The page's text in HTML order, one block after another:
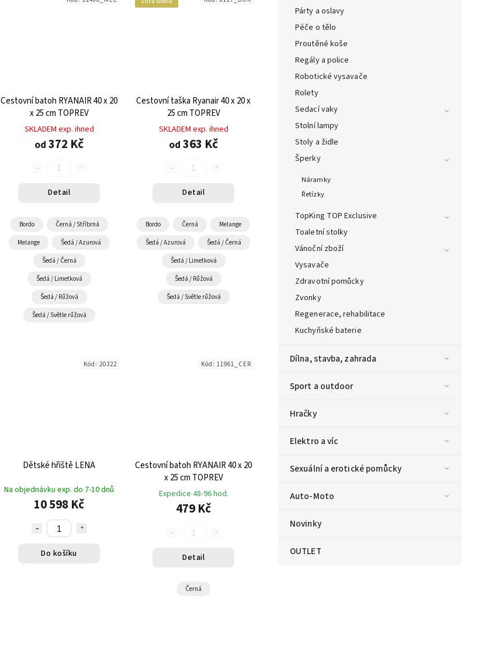
Párty a oslavy
Péče o tělo
Proutěné koše
Regály a police
Robotické vysavače
Rolety
Sedací vaky
Stolní lampy
Stoly a židle
Šperky
Náramky
Řetízky
TopKing TOP Exclusive
Toaletní stolky
Vánoční zboží
Vysavače
Zdravotní pomůcky
Zvonky
Regenerace, rehabilitace
Kuchyňské baterie
Dílna, stavba, zahrada
Sport a outdoor
Hračky
Elektro a víc
Sexuální a erotické pomůcky
Auto-Moto
Novinky
OUTLET
Cestovní batoh RYANAIR 40 x 20
x 25 cm TOPREV
SKLADEM exp. ihned
od 372 Kč
Detail
Bordo Černá / Stříbrná
Melange Šedá / Azurová
Šedá / Černá
Šedá / Limetková
Šedá / Růžová
Šedá / Světle růžová
Cestovní taška Ryanair 40 x 20 x
25 cm TOPREV
SKLADEM exp. ihned
od 363 Kč
Detail
Bordo Černá Melange
Šedá / Azurová Šedá / Černá
Šedá / Limetková
Šedá / Růžová
Šedá / Světle růžová
Dětské hřiště LENA
Na objednávku exp. do 7-10 dnů
10 598 Kč
Do košíku
Kód: 20322
Cestovní batoh RYANAIR 40 x 20
x 25 cm TOPREV
Expedice 48-96 hod.
479 Kč
Detail
Černá
Kód: 11961_CER